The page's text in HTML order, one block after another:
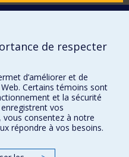
de respecter
d’améliorer et de
Certains témoins sont
et la sécurité
vos
vous consentez à notre
répondre à vos besoins.